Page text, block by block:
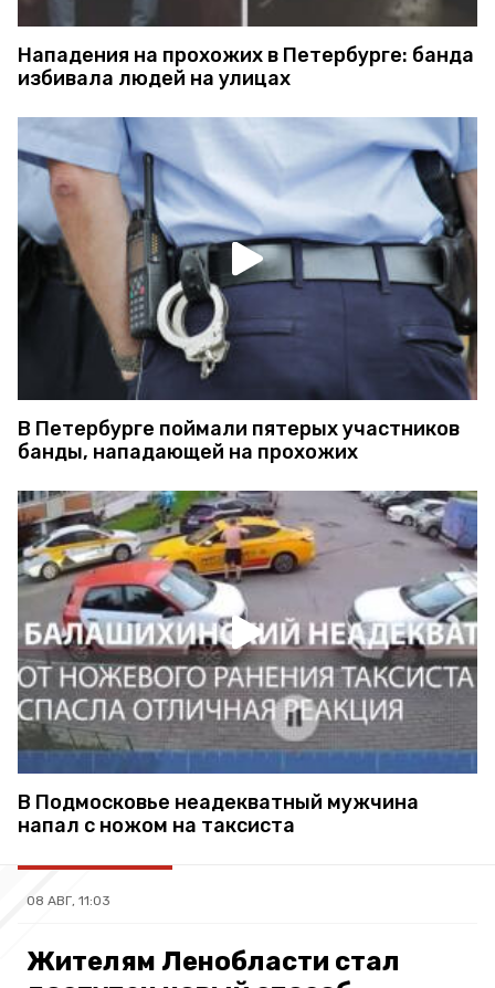
Нападения на прохожих в Петербурге: банда
избивала людей на улицах
В Петербурге поймали пятерых участников
банды, нападающей на прохожих
В Подмосковье неадекватный мужчина
напал с ножом на таксиста
08 АВГ, 11:03
Жителям Ленобласти стал